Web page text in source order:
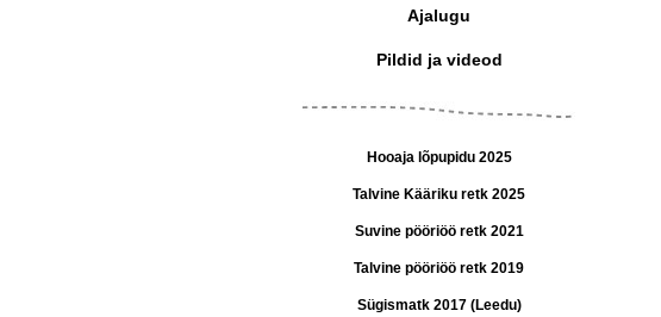
Ajalugu
Pildid ja videod
Hooaja lõpupidu 2025
Talvine Kääriku retk 2025
Suvine pööriöö retk 2021
Talvine pööriöö retk 2019
Sügismatk 2017 (Leedu)